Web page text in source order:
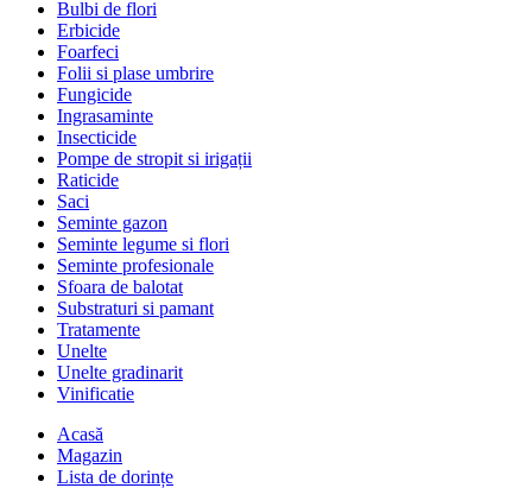
Bulbi de flori
Erbicide
Foarfeci
Folii si plase umbrire
Fungicide
Ingrasaminte
Insecticide
Pompe de stropit si irigații
Raticide
Saci
Seminte gazon
Seminte legume si flori
Seminte profesionale
Sfoara de balotat
Substraturi si pamant
Tratamente
Unelte
Unelte gradinarit
Vinificatie
Acasă
Magazin
Lista de dorințe